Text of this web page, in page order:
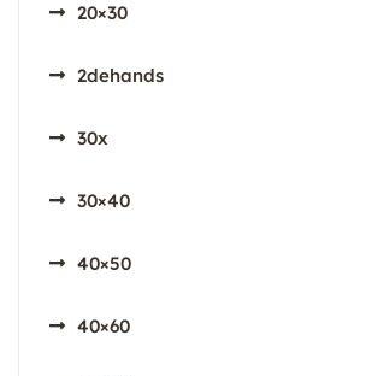
20×30
2dehands
30x
30×40
40×50
40×60